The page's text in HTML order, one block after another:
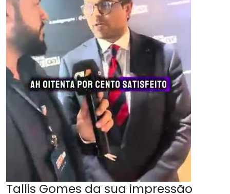
Tallis Gomes da sua impressão